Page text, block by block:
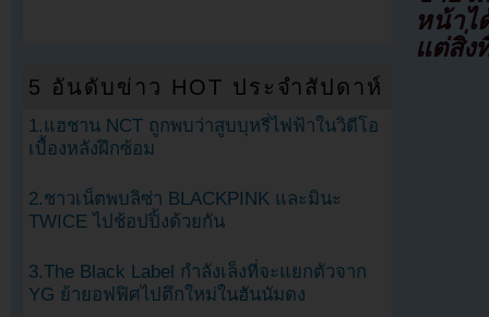
หน้าไ
แต่สิ่ง
5 อันดับข่าว HOT ประจำสัปดาห์
1.แฮชาน NCT ถูกพบว่าสูบบุหรี่ไฟฟ้าในวิดีโอ
เบื้องหลังฝึกซ้อม
2.ชาวเน็ตพบลิซ่า BLACKPINK และมินะ
TWICE ไปช้อปปิ้งด้วยกัน
3.The Black Label กำลังเล็งที่จะแยกตัวจาก
YG ย้ายอฟฟิศไปตึกใหม่ในฮันนัมดง